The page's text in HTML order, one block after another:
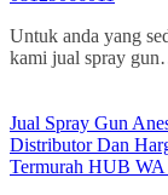
Untuk anda yang
kami jual spray
Jual Spray Gun
Distributor Dan
Termurah HUB WA